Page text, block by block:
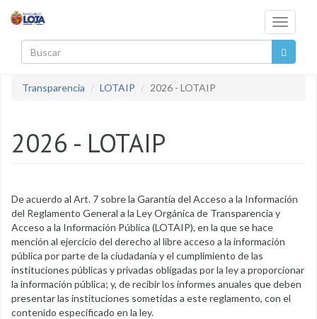
Toggle
Transparencia
LOTAIP 2026 - LOTAIP
2026 - LOTAIP
De acuerdo al Art. 7 sobre la Garantía del Acceso a la Información
del Reglamento General a la Ley Orgánica de Transparencia y
Acceso a la Información Pública (LOTAIP), en la que se hace
mención al ejercicio del derecho al libre acceso a la información
pública por parte de la ciudadanía y el cumplimiento de las
instituciones públicas y privadas obligadas por la ley a proporcionar
la información pública; y, de recibir los informes anuales que deben
presentar las instituciones sometidas a este reglamento, con el
contenido especificado en la ley.